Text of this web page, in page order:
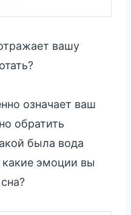
вашу
означает ваш
обратить
была вода
какие эмоции вы